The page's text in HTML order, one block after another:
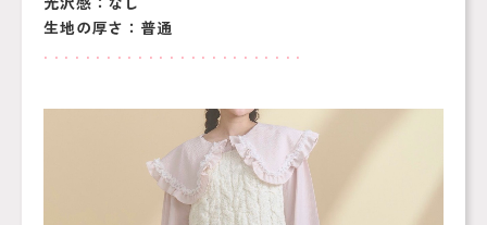
生地の厚さ：普通
. . . . . . . . . . . . . . . . . . . . . . . . .